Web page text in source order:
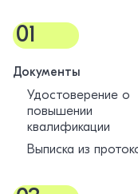
01
Документы
Удостоверение о
повышении
квалификации
Выписка из